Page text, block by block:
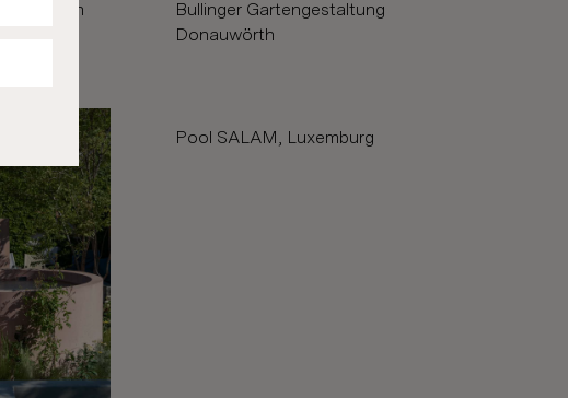
Bullinger Gartengestaltung
Donauwörth
Pool SALAM, Luxemburg